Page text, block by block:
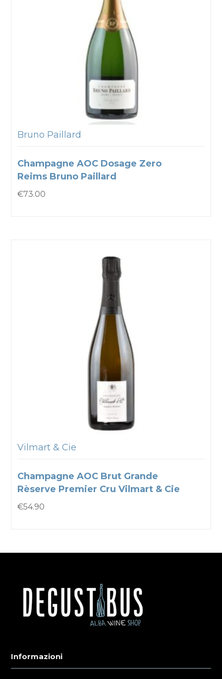
Bruno Paillard
Champagne AOC Dosage Zero
Reims Bruno Paillard
€73.00
Vilmart & Cie
Champagne AOC Brut Grande
Rèserve Premier Cru Vilmart & Cie
€54.90
Informazioni